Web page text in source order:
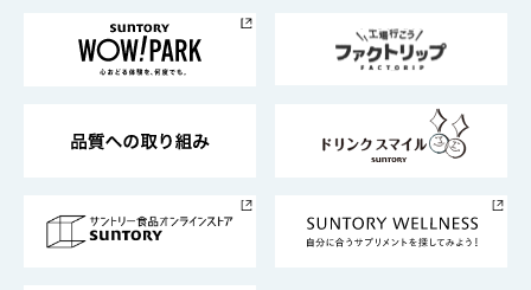
地域情報
サントリーサンバーズ大阪
サントリーが考えるサステナビリティ経営
企業概要
採用情報